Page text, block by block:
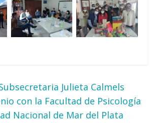
Julieta Calmels
con la Facultad de Psicología
Nacional de Mar del Plata